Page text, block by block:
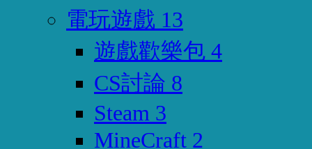
電玩遊戲 13
遊戲歡樂包 4
CS討論 8
Steam 3
MineCraft 2